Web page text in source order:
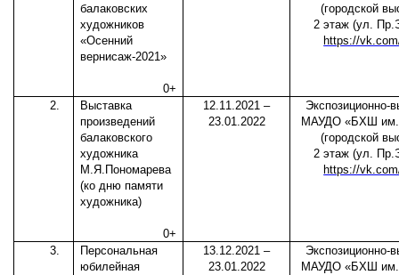
балаковских
художников
«Осенний
вернисаж-2021»
0+
(городской
2 этаж (ул.
https://
2.
Выставка
произведений
балаковского
художника
М.Я.Пономарева
(ко дню памяти
художника)
0+
12.11.2021 –
23.01.2022
Экспозиционно-
МАУДО «БХШ им.
(городской
2 этаж (ул.
https://
3.
Персональная
юбилейная
13.12.2021 –
23.01.2022
Экспозиционно-
МАУДО «БХШ им.